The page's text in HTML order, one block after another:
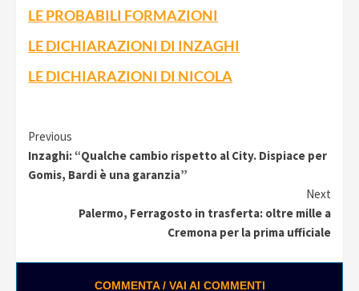
LE PROBABILI FORMAZIONI
LE DICHIARAZIONI DI INZAGHI
LE DICHIARAZIONI DI NICOLA
Continue
Reading
Previous
Inzaghi: “Qualche cambio rispetto al City. Dispiace per
Gomis, Bardi è una garanzia”
Next
Palermo, Ferragosto in trasferta: oltre mille a
Cremona per la prima ufficiale
COMMENTA / VAI AI COMMENTI